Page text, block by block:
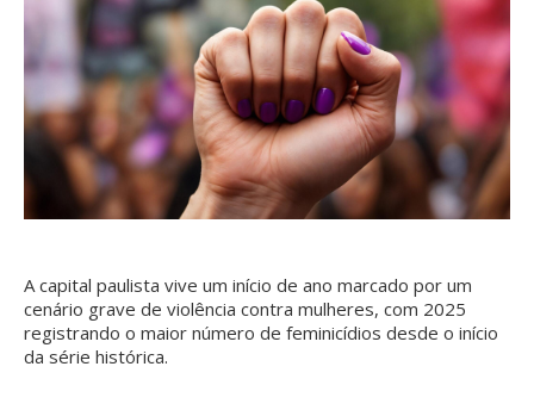
A capital paulista vive um início de ano marcado por um
cenário grave de violência contra mulheres, com 2025
registrando o maior número de feminicídios desde o início
da série histórica.